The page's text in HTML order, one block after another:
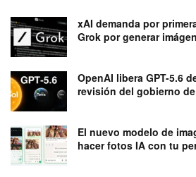
xAI demanda por
Grok por generar
OpenAI libera GPT-5.6
revisión del gobierno
El nuevo modelo de
hacer fotos IA con tu